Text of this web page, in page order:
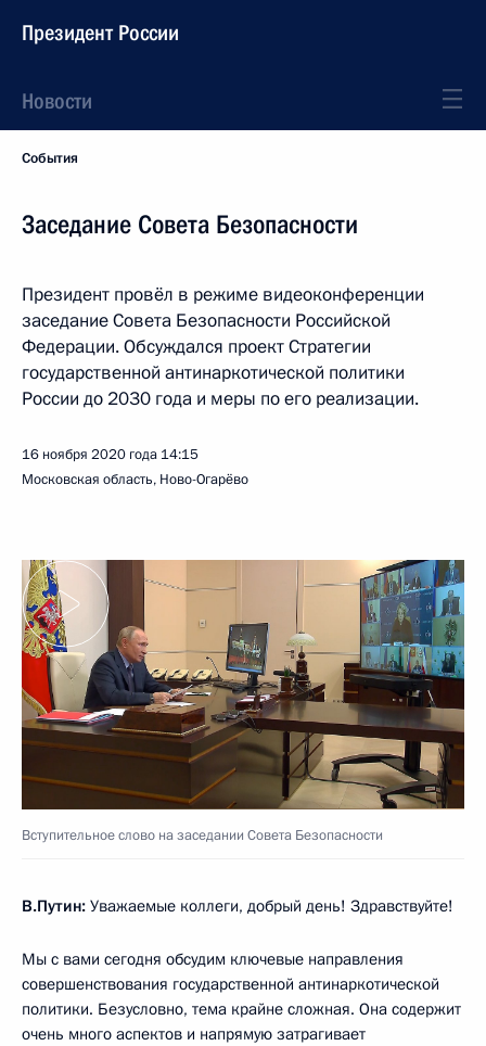
Президент России
Новости
События
Заседание Совета Безопасности
Президент провёл в режиме видеоконференции
заседание Совета Безопасности Российской
Федерации. Обсуждался проект Стратегии
государственной антинаркотической политики
России до 2030 года и меры по его реализации.
16 ноября 2020 года 14:15
Московская область, Ново-Огарёво
Вступительное слово на заседании Совета Безопасности
В.Путин: Уважаемые коллеги, добрый день! Здравствуйте!
Мы с вами сегодня обсудим ключевые направления
совершенствования государственной антинаркотической
политики. Безусловно, тема крайне сложная. Она содержит
очень много аспектов и напрямую затрагивает